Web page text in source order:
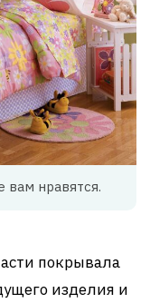
вам нравятся.
покрывала
изделия и